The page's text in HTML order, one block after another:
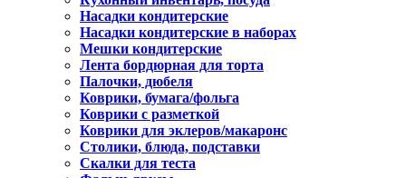
Насадки кондитерские
Насадки кондитерские в наборах
Мешки кондитерские
Лента бордюрная для торта
Палочки, дюбеля
Коврики, бумага/фольга
Коврики с разметкой
Коврики для эклеров/макаронс
Столики, блюда, подставки
Скалки для теста